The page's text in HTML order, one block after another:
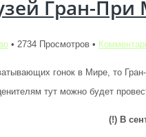
Гран-При
• 2734 Просмотров •
гонок в Мире, то
тут можно будет
(!) В